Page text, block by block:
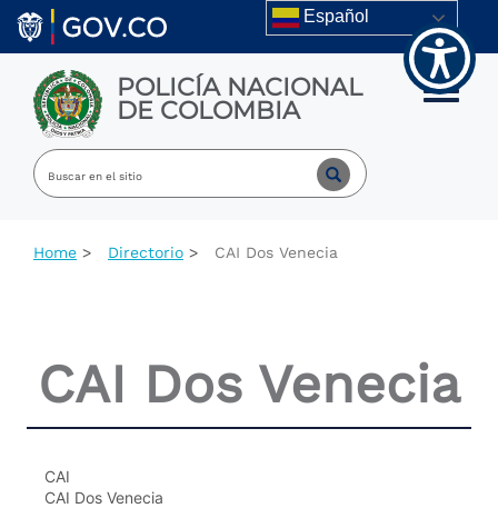
Skip to main content Español
POLICÍA NACIONAL
DE COLOMBIA Toggle
Home Directorio CAI Dos Venecia
CAI Dos Venecia
CAI
CAI Dos Venecia